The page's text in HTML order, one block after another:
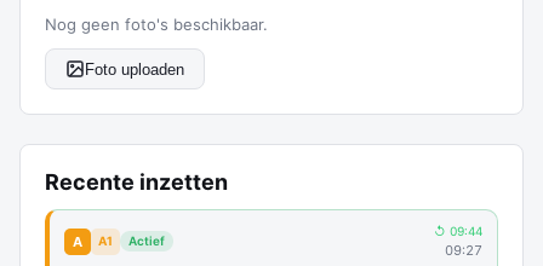
Nog geen foto's beschikbaar.
Foto uploaden
Recente inzetten
A A1 Actief
↺ 09:44
09:27